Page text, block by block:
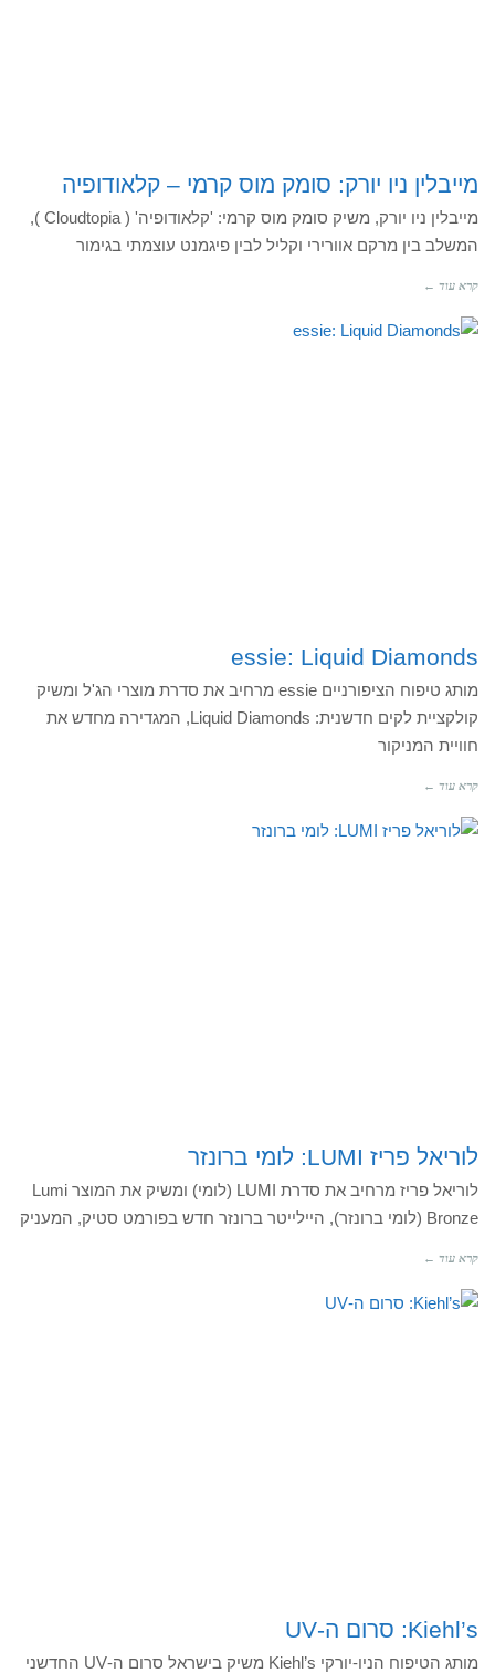
מייבלין ניו יורק: סומק מוס קרמי – קלאודופיה
מייבלין ניו יורק, משיק סומק מוס קרמי: 'קלאודופיה' ( Cloudtopia ),
המשלב בין מרקם אוורירי וקליל לבין פיגמנט עוצמתי בגימור
קרא עוד ←
essie: Liquid Diamonds
מותג טיפוח הציפורניים essie מרחיב את סדרת מוצרי הג'ל ומשיק
קולקציית לקים חדשנית: Liquid Diamonds, המגדירה מחדש את
חוויית המניקור
קרא עוד ←
לוריאל פריז LUMI: לומי ברונזר
לוריאל פריז מרחיב את סדרת LUMI (לומי) ומשיק את המוצר Lumi
Bronze (לומי ברונזר), היילייטר ברונזר חדש בפורמט סטיק, המעניק
קרא עוד ←
Kiehl’s: סרום ה-UV
מותג הטיפוח הניו-יורקי Kiehl’s משיק בישראל סרום ה-UV החדשני